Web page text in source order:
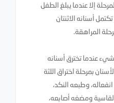
إلا عندما يبلغ الطفل
أسنانه الاثنتان
المراهقة.
عندما تخترق أسنانه
بمرحلة اختراق اللثة
وطبعه النكد،
ومضغه أصابعه،